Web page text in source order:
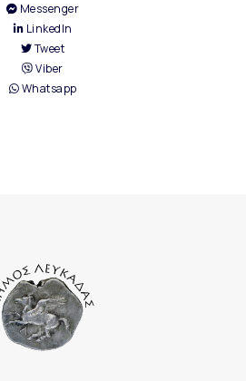
Messenger
LinkedIn
Tweet
Viber
Whatsapp